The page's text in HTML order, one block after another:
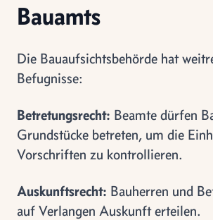
Bauamts
Die Bauaufsichtsbehörde hat
Befugnisse:
Betretungsrecht: Beamte dürfen
Grundstücke betreten, um die
Vorschriften zu kontrollieren.
Auskunftsrecht: Bauherren und
auf Verlangen Auskunft erteilen.